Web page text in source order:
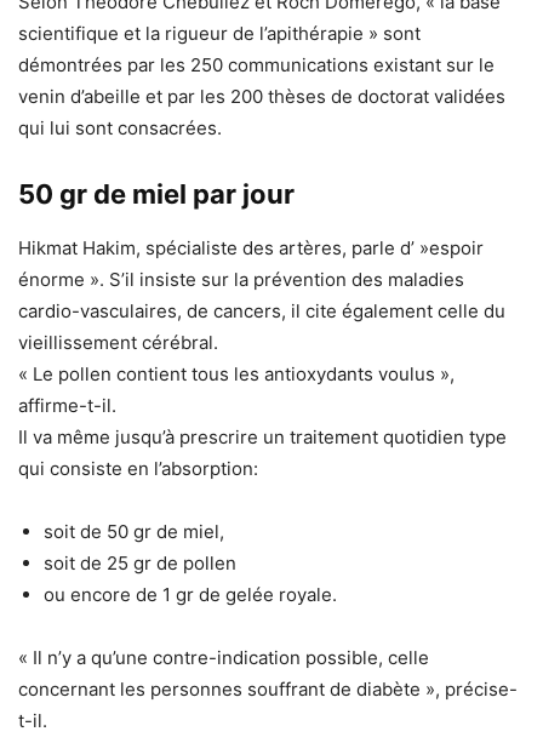
scientifique et la rigueur de l’apithérapie » sont
démontrées par les 250 communications existant sur le
venin d’abeille et par les 200 thèses de doctorat validées
qui lui sont consacrées.
50 gr de miel par jour
Hikmat Hakim, spécialiste des artères, parle d’ »espoir
énorme ». S’il insiste sur la prévention des maladies
cardio-vasculaires, de cancers, il cite également celle du
vieillissement cérébral.
« Le pollen contient tous les antioxydants voulus »,
affirme-t-il.
Il va même jusqu’à prescrire un traitement quotidien type
qui consiste en l’absorption:
soit de 50 gr de miel,
soit de 25 gr de pollen
ou encore de 1 gr de gelée royale.
« Il n’y a qu’une contre-indication possible, celle
concernant les personnes souffrant de diabète », précise-
t-il.